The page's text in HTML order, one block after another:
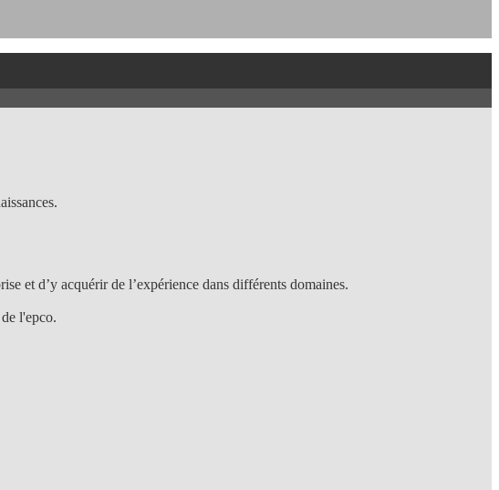
et d’y acquérir de l’expérience dans différents domaines.
l'epco.